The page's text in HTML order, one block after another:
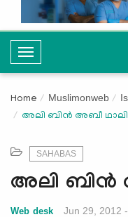
T
o
g
l
a
v
i
Home Muslimonweb
അലി ബിന്‍ അബീ
SAHABAS
അലി ബിന്‍
Web desk Jun 29, 2012